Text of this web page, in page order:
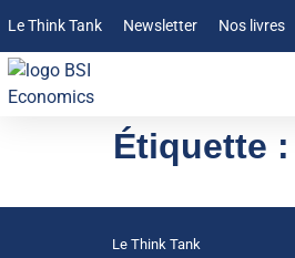
Le Think Tank Newsletter Nos livres
Étiquette :
Le Think Tank